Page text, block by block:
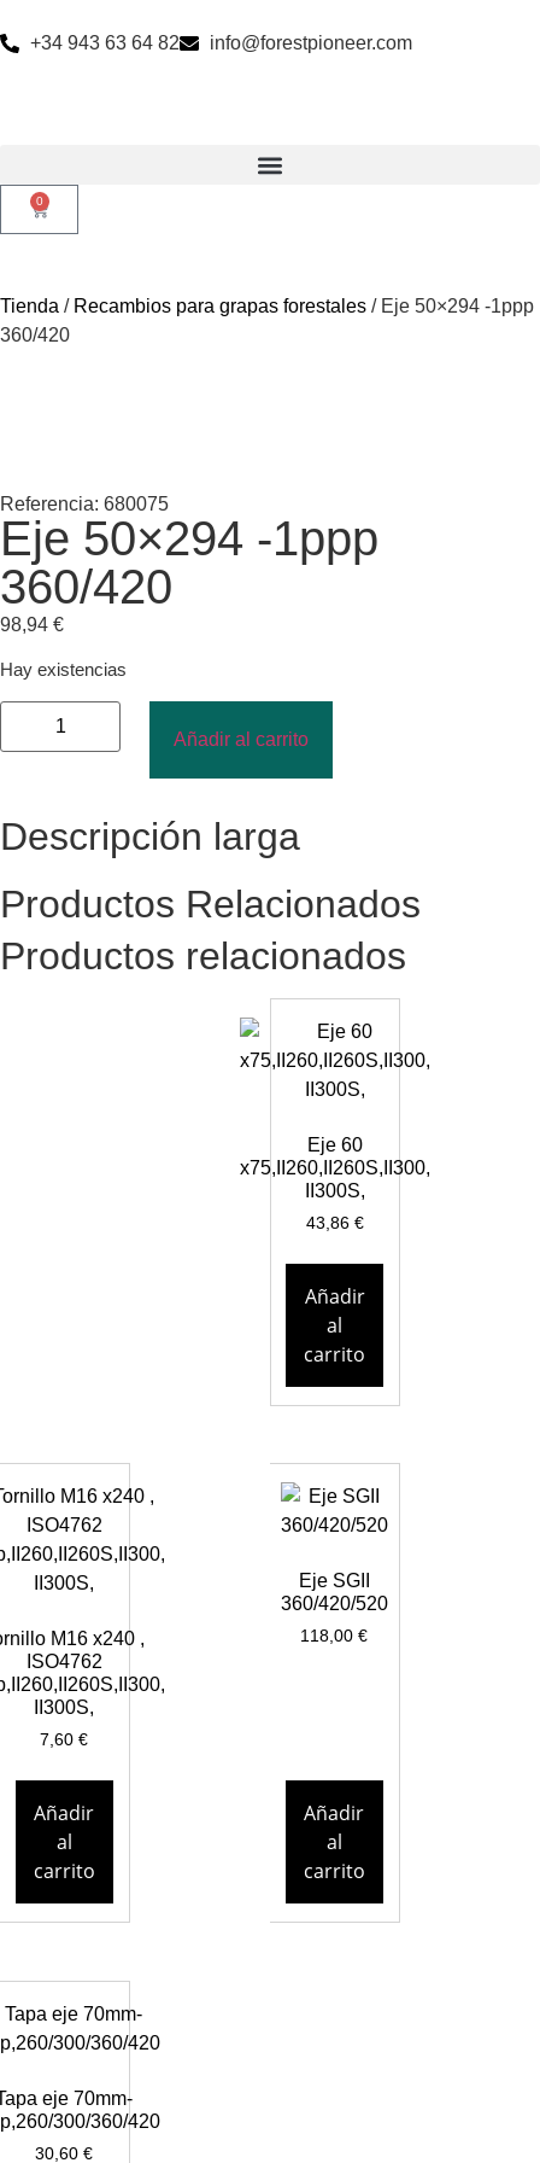
+34 943 63 64 82 info@forestpioneer.com
0
Tienda / Recambios para grapas forestales / Eje 50×294 -1ppp
360/420
Referencia: 680075
Eje 50×294 -1ppp
360/420
98,94 €
Hay existencias
Añadir al carrito
Descripción larga
Productos Relacionados
Productos relacionados
Eje 60
x75,II260,II260S,II300,
II300S,
43,86 €
Añadir
al
carrito
M16 x240 ,
ISO4762
II300S,
7,60€
Añadir
al
carrito
Eje SGII
360/420/520
118,00€
Añadir
al
carrito
eje 70mm-
300/360/420
30,60€